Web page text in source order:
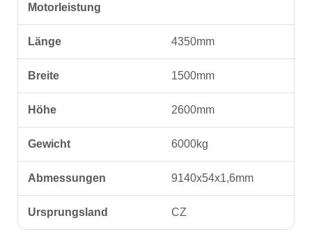
Motorleistung
Länge 4350mm
Breite 1500mm
Höhe 2600mm
Gewicht 6000kg
Abmessungen 9140x54x1,6mm
Ursprungsland CZ